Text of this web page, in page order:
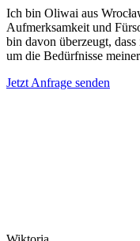
Ich bin Oliwai aus
Aufmerksamkeit und
bin davon überzeugt,
um die Bedürfnisse
Jetzt Anfrage senden